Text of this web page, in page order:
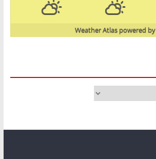
powered by
Weather Atlas